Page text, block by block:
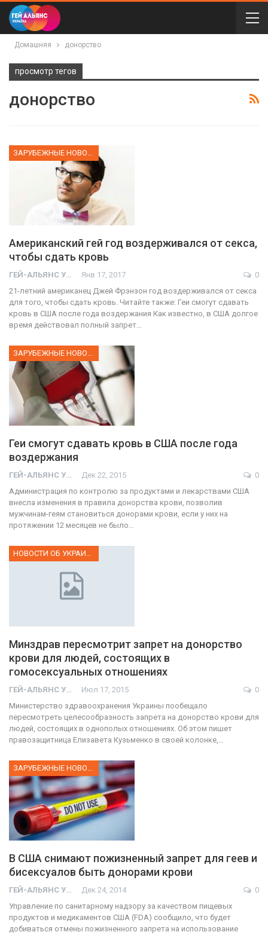
Домашняя донорство
просмотр тегов
донорство
Американский гей год воздерживался от секса,
чтобы сдать кровь
ГЕЙ-АЛЬЯНС УКРАИНА Янв 17, 2017
0
21-летний американец Джей Фрэнзон год воздерживался от секса
для того, чтобы сдать кровь. Читайте также: Геи смогут сдавать
кровь в США после года воздержания Как известно, в США долгое
время действовал полный запрет…
ЗАРУБЕЖНЫЕ НОВОСТИ
Геи смогут сдавать кровь в США после года
воздержания
ГЕЙ-АЛЬЯНС УКРАИНА Дек 22, 2015
0
Администрация по контролю за продуктами и лекарствами США
внесла изменения в правила донорства крови, позволив
мужчинам-геям становиться донорами крови, если у них на
протяжении 12 месяцев не было…
НОВОСТИ ОБ УКРАИНЕ
Минздрав пересмотрит запрет на донорство
крови для людей, состоящих в
гомосексуальных отношениях
ГЕЙ-АЛЬЯНС УКРАИНА Июл 17, 2015
0
Министерство здравоохранения Украины пообещало
пересмотреть целесообразность запрета на донорство крови для
людей, состоящих в однополых отношениях. Об этом пишет
правозащитница Елизавета Кузьменко в своей колонке,…
В США снимают пожизненный запрет для геев и
бисексуалов быть донорами крови
ГЕЙ-АЛЬЯНС УКРАИНА Дек 24, 2014
0
Управление по санитарному надзору за качеством пищевых
продуктов и медикаментов США (FDA) сообщило, что будет
добиваться отмены пожизненного запрета на использование